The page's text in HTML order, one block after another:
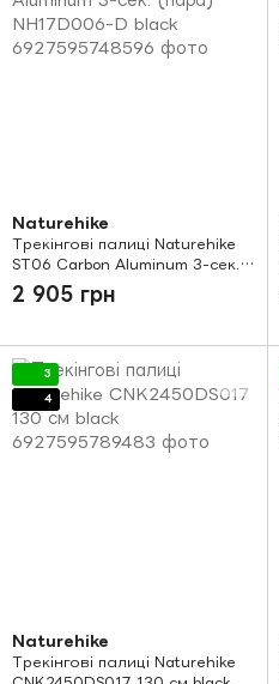
Naturehike
Трекінгові палиці Naturehike
ST06 Carbon Aluminum 3-сек.
(пара) NH17D006-D black
2 905 грн
3
4
Naturehike
Трекінгові палиці Naturehike